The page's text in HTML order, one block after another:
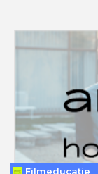
Filmeducatie